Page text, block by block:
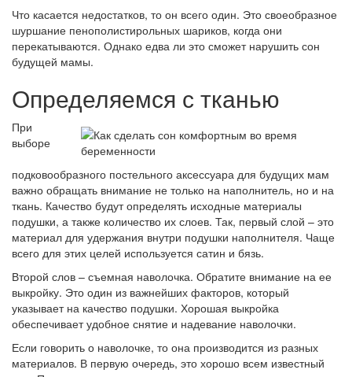
Что касается недостатков, то он всего один. Это своеобразное
шуршание пенополистирольных шариков, когда они
перекатываются. Однако едва ли это сможет нарушить сон
будущей мамы.
Определяемся с тканью
При
выборе
подковообразного постельного аксессуара для будущих мам
важно обращать внимание не только на наполнитель, но и на
ткань. Качество будут определять исходные материалы
подушки, а также количество их слоев. Так, первый слой – это
материал для удержания внутри подушки наполнителя. Чаще
всего для этих целей используется сатин и бязь.
Второй слов – съемная наволочка. Обратите внимание на ее
выкройку. Это один из важнейших факторов, который
указывает на качество подушки. Хорошая выкройка
обеспечивает удобное снятие и надевание наволочки.
Если говорить о наволочке, то она производится из разных
материалов. В первую очередь, это хорошо всем известный